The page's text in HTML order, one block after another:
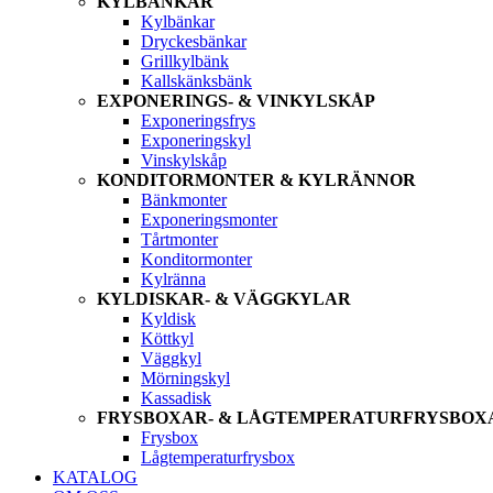
Kylbänkar
Dryckesbänkar
Grillkylbänk
Kallskänksbänk
EXPONERINGS- & VINKYLSKÅP
Exponeringsfrys
Exponeringskyl
Vinskylskåp
KONDITORMONTER & KYLRÄNNOR
Bänkmonter
Exponeringsmonter
Tårtmonter
Konditormonter
Kylränna
KYLDISKAR- & VÄGGKYLAR
Kyldisk
Köttkyl
Väggkyl
Mörningskyl
Kassadisk
FRYSBOXAR- &
Frysbox
Lågtemperaturfrysbox
KATALOG